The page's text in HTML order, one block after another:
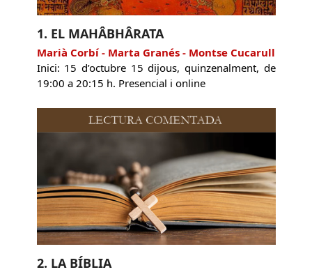
1. EL MAHÂBHÂRATA
Marià Corbí - Marta Granés - Montse Cucarull
Inici: 15 d’octubre 15 dijous, quinzenalment, de
19:00 a 20:15 h. Presencial i online
2. LA BÍBLIA